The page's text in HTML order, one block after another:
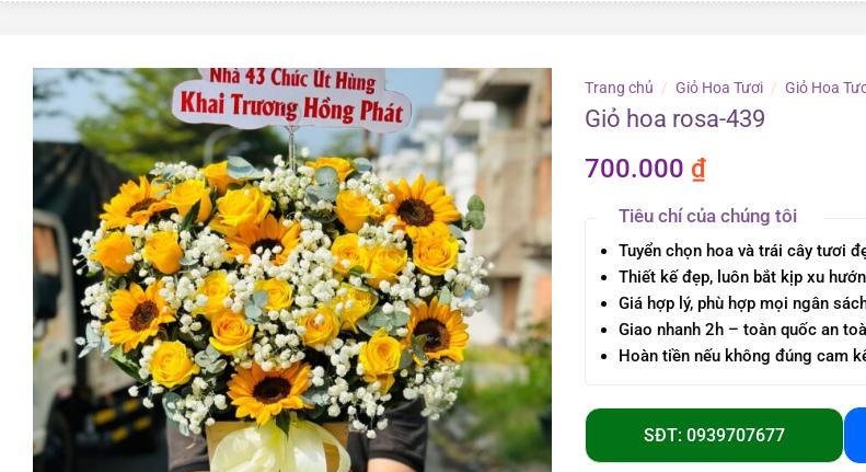
Trang chủ / Giỏ Hoa Tươi / Giỏ Hoa
Giỏ hoa rosa-439
700.000 ₫
Tiêu chí của chúng tôi
Tuyển chọn hoa và trái cây tươi
Thiết kế đẹp, luôn bắt kịp xu
Giá hợp lý, phù hợp mọi ngân
Giao nhanh 2h – toàn quốc an
Hoàn tiền nếu không đúng cam
SĐT: 0939707677